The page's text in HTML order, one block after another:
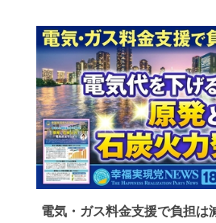
電気・ガス料金支援で負担